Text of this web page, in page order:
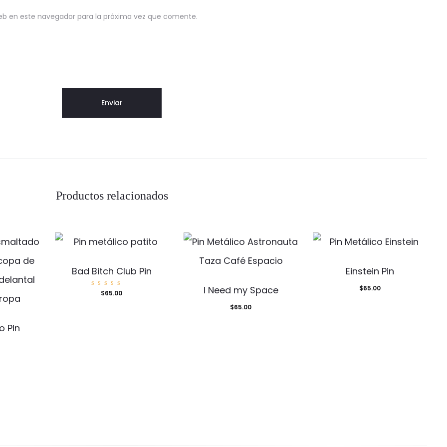
en este navegador para la próxima vez que comente.
Productos relacionados
Pin
Bad Bitch Club Pin
Valorad
o con
$65.00 I Need my Space
$65.00
Einstein Pin
$65.00